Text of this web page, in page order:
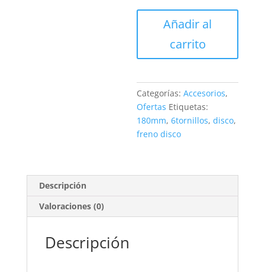
Unex
6
tornillos
cantidad
Añadir al
carrito
Categorías:Accesorios,
Ofertas Etiquetas:
180mm,6tornillos,disco,
freno disco
Descripción
Valoraciones (0)
Descripción